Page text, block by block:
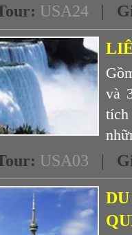
: USA24 |
và
: USA03 |